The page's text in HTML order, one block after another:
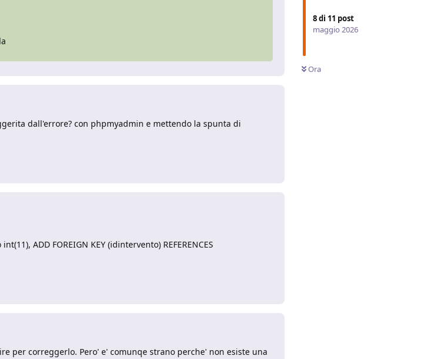
8di 11 post
maggio 2026
Ora
dall'errore? con phpmyadmin e mettendo la spunta di
ADD FOREIGN KEY (idintervento) REFERENCES
per correggerlo. Pero' e' comunqe strano perche' non esiste una